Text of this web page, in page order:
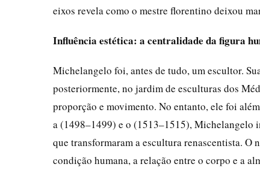
eixos revela como o mestre florentino deixou
Influência estética: a centralidade da figura
Michelangelo foi, antes de tudo, um escultor.
posteriormente, no jardim de esculturas dos
proporção e movimento. No entanto, ele foi
a (1498–1499) e o (1513–1515), Michelangelo
que transformaram a escultura renascentista.
condição humana, a relação entre o corpo e a